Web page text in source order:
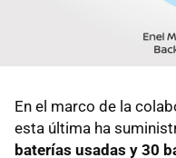
En el marco de la
esta última ha
baterías usadas y 30